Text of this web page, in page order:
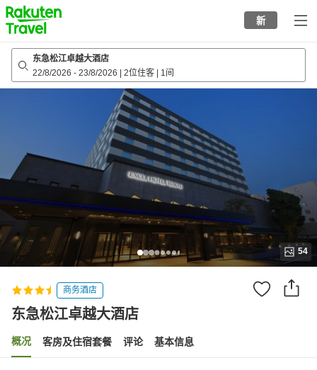
to
top
page
新
东急松江卓越大酒店
22/8/2026 - 23/8/2026 2位住客 1间
54
商务酒店
东急松江卓越大酒店
概况 客房及住宿套餐 评论 基本信息